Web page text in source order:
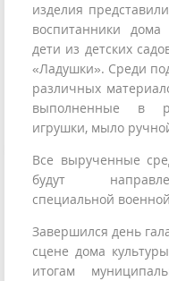
изделия
воспитанники дома
дети из детских
«Ладушки». Среди
различных
выполненные в
игрушки, мыло
Все вырученные
будут
специальной
Завершился день
сцене дома
итогам